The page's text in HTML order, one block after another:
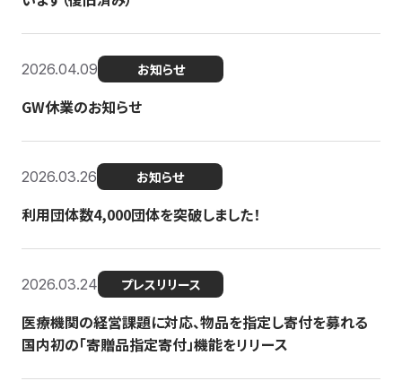
2026.04.09 お知らせ
GW休業のお知らせ
2026.03.26 お知らせ
利用団体数4,000団体を突破しました！
2026.03.24 プレスリリース
医療機関の経営課題に対応、物品を指定し寄付を募れる
国内初の「寄贈品指定寄付」機能をリリース